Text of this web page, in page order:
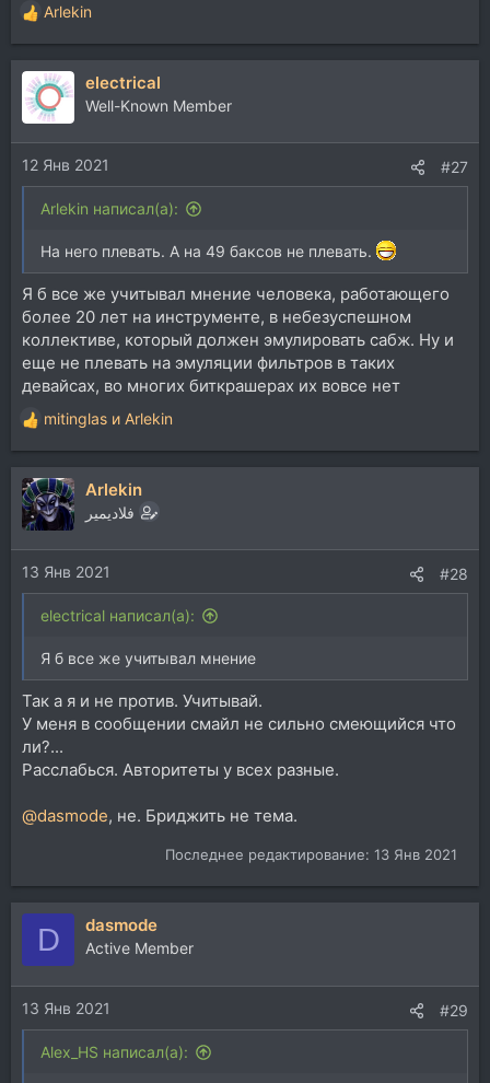
Р
е
а
к
ц
и
и
:
Arlekin
electrical
Well-Known Member
12 Янв 2021 #27
Arlekin написал(а):
На него плевать. А на 49 баксов не плевать.
Я б все же учитывал мнение человека, работающего
более 20 лет на инструменте, в небезуспешном
коллективе, который должен эмулировать сабж. Ну и
еще не плевать на эмуляции фильтров в таких
девайсах, во многих биткрашерах их вовсе нет
Р
е
а
к
ц
и
и
:
mitinglas и Arlekin
Arlekin
فلاديمير
13 Янв 2021 #28
electrical написал(а):
Я б все же учитывал мнение
Так а я и не против. Учитывай.
У меня в сообщении смайл не сильно смеющийся что
ли?...
Расслабься. Авторитеты у всех разные.
@dasmode, не. Бриджить не тема.
Последнее редактирование: 13 Янв 2021
D dasmode
Active Member
13 Янв 2021 #29
Alex_HS написал(а):